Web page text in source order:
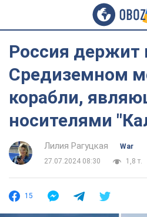
Россия держит
Средиземном
корабли,
носителями
Лилия Рагуцкая
War
27.07.2024 08:30
1,8 т.
15